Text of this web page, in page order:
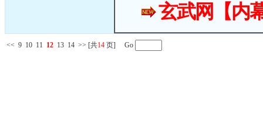
玄武网【内
<< 9 10 11 12 13 14 >> [共14 页] Go